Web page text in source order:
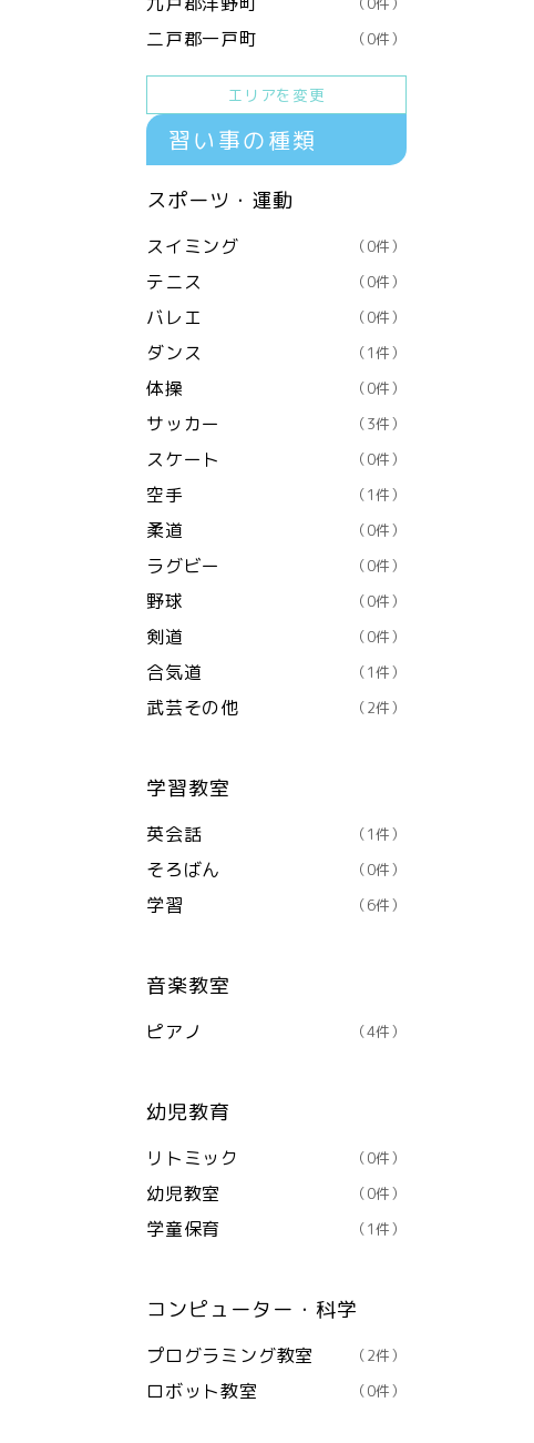
二戸郡一戸町 （0件）
エリアを変更
習い事の種類
スポーツ・運動
スイミング （0件）
テニス （0件）
バレエ （0件）
ダンス （1件）
体操 （0件）
サッカー （3件）
スケート （0件）
空手 （1件）
柔道 （0件）
ラグビー （0件）
野球 （0件）
剣道 （0件）
合気道 （1件）
武芸その他 （2件）
学習教室
英会話 （1件）
そろばん （0件）
学習 （6件）
音楽教室
ピアノ （4件）
幼児教育
リトミック （0件）
幼児教室 （0件）
学童保育 （1件）
コンピューター・科学
プログラミング教室 （2件）
ロボット教室 （0件）